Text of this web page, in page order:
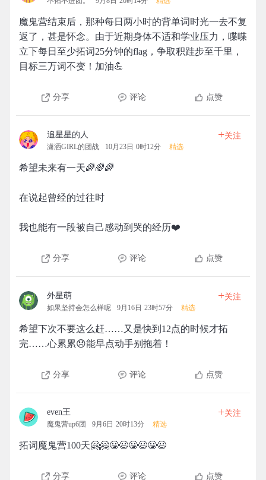
魔鬼营结束后，那种每日两小时的背单词时光一去不复
返了，甚是怀念。由于近期身体不适和学业压力，喋喋
立下每日至少拓词25分钟的flag，争取积跬步至千里，
目标三万词不变！加油💪
分享 评论 点赞
追星星的人
潇洒GIRL的团战 10月23日 0时12分 精选
+关注
希望未来有一天🌈🌈🌈
在说起曾经的过往时
我也能有一段被自己感动到哭的经历❤️
分享 评论 点赞
外星萌
如果坚持会怎么样呢 9月16日 23时57分 精选
+关注
希望下次不要这么赶……又是快到12点的时候才拓
完……心累累😞能早点动手别拖着！
分享 评论 点赞
even王
魔鬼营up6团 9月6日 20时13分 精选
+关注
拓词魔鬼营100天🤗🤗😀😃😀😃😀😃
分享 评论 点赞